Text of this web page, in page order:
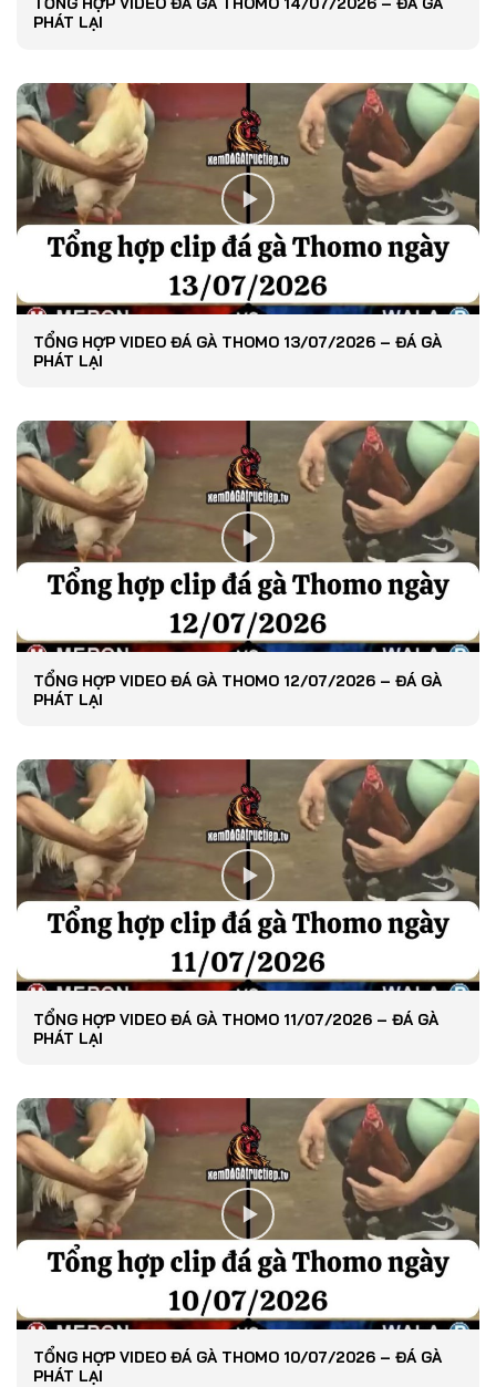
PHÁT LẠI
TỔNG HỢP VIDEO ĐÁ GÀ THOMO 13/07/2026 – ĐÁ GÀ
PHÁT LẠI
TỔNG HỢP VIDEO ĐÁ GÀ THOMO 12/07/2026 – ĐÁ GÀ
PHÁT LẠI
TỔNG HỢP VIDEO ĐÁ GÀ THOMO 11/07/2026 – ĐÁ GÀ
PHÁT LẠI
TỔNG HỢP VIDEO ĐÁ GÀ THOMO 10/07/2026 – ĐÁ GÀ
PHÁT LẠI